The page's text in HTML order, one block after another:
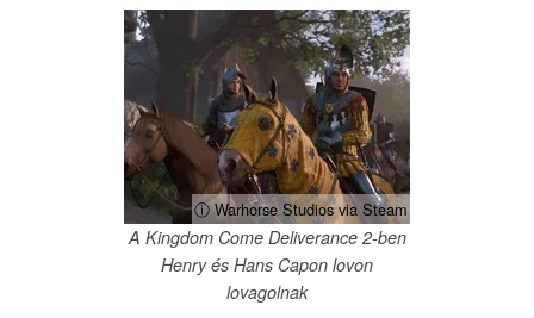
ⓘ Warhorse Studios via Steam
A Kingdom Come Deliverance 2-ben
Henry és Hans Capon lovon
lovagolnak